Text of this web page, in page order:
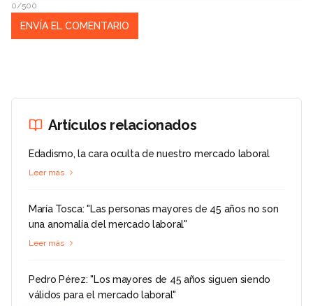
0/500
Artículos relacionados
Edadismo, la cara oculta de nuestro mercado laboral
Leer más
María Tosca: "Las personas mayores de 45 años no son
una anomalía del mercado laboral"
Leer más
Pedro Pérez: "Los mayores de 45 años siguen siendo
válidos para el mercado laboral"